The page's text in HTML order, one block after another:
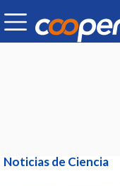
Noticias de Ciencia